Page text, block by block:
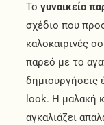
Το γυναικείο
σχέδιο που
καλοκαιρινές
παρεό με το
δημιουργήσεις
look. Η μαλακή
αγκαλιάζει